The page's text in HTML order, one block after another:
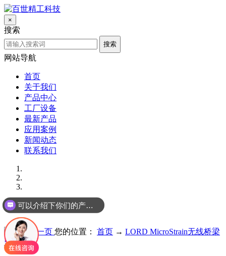
×
搜索
搜索
网站导航
首页
关于我们
产品中心
工厂设备
最新产品
应用案例
新闻动态
联系我们
您的位置： 首页 → LORD MicroStrain无线桥梁
监测系统